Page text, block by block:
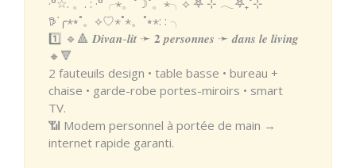
𖠚ᐝ╭⋆⭒˚。⟡♡⋆˚⋆。˚⭒⋆: : ╮
1️⃣ 🔹🔺 𝑫𝒊𝒗𝒂𝒏-𝒍𝒊𝒕 ➛ 𝟐 𝒑𝒆𝒓𝒔𝒐𝒏𝒏𝒆𝒔 ➛ 𝒅𝒂𝒏𝒔 𝒍𝒆 𝒍𝒊𝒗𝒊𝒏𝒈
🔸🔻
2 fauteuils design • table basse • bureau +
chaise • garde-robe portes-miroirs • smart
TV.
📶 Modem personnel à portée de main →
internet rapide garanti.